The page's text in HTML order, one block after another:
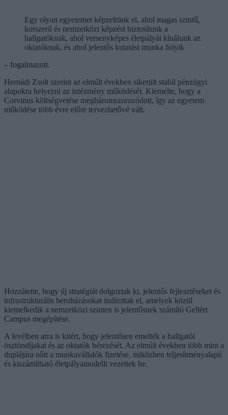
Egy olyan egyetemet képzeltünk el, ahol magas szintű,
korszerű és nemzetközi képzést biztosítunk a
hallgatóknak, ahol versenyképes életpályát kínálunk az
oktatóknak, és ahol jelentős kutatási munka folyik
– fogalmazott.
Hernádi Zsolt szerint az elmúlt években sikerült stabil pénzügyi
alapokra helyezni az intézmény működését. Kiemelte, hogy a
Corvinus költségvetése megháromszorozódott, így az egyetem
működése több évre előre tervezhetővé vált.
Hozzátette, hogy új stratégiát dolgoztak ki, jelentős fejlesztéseket és
infrastrukturális beruházásokat indítottak el, amelyek közül
kiemelkedik a nemzetközi szinten is jelentősnek számító Gellért
Campus megépítése.
A levélben arra is kitért, hogy jelentősen emelték a hallgatói
ösztöndíjakat és az oktatók bérezését. Az elmúlt években több mint a
duplájára nőtt a munkavállalók fizetése, miközben teljesítményalapú
és kiszámítható életpályamodellt vezettek be.